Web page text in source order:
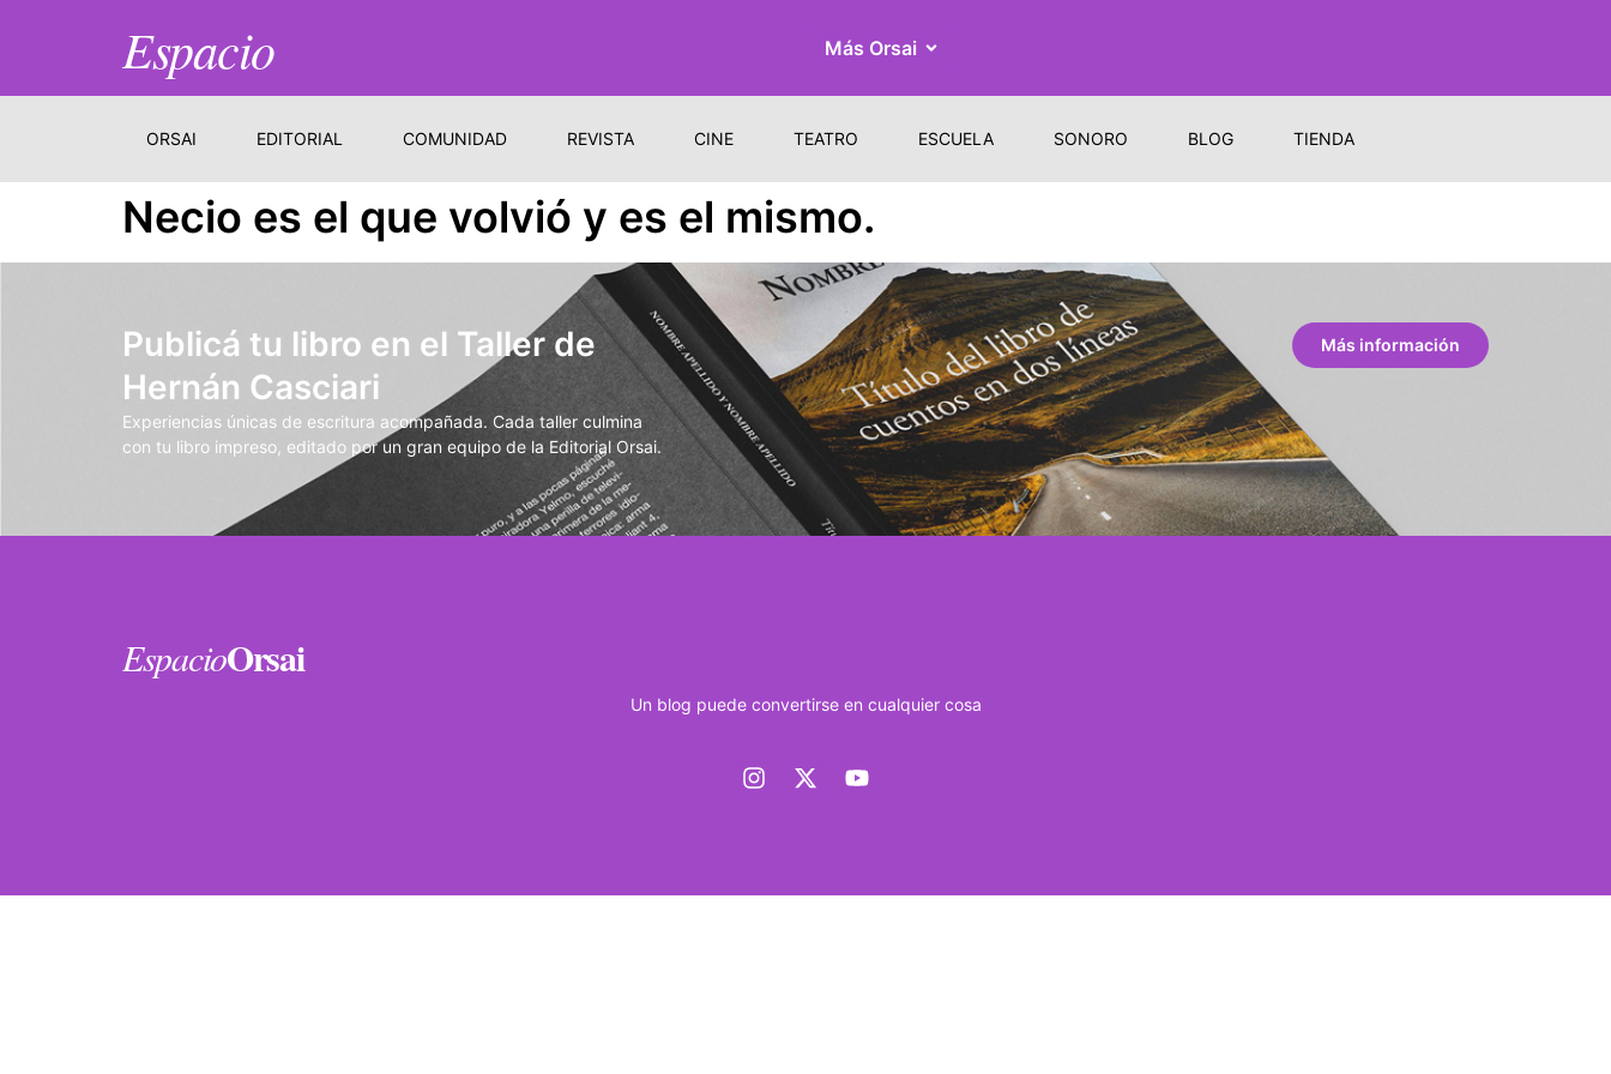
Espacio Más Orsai
ORSAI EDITORIAL COMUNIDAD REVISTA CINE TEATRO ESCUELA SONORO BLOG TIENDA
Necio es el que volvió y es el mismo.
Publicá tu libro en el Taller de
Hernán Casciari
Experiencias únicas de escritura acompañada. Cada taller culmina
con tu libro impreso, editado por un gran equipo de la Editorial Orsai.
Más información
EspacioOrsai
Un blog puede convertirse en cualquier cosa